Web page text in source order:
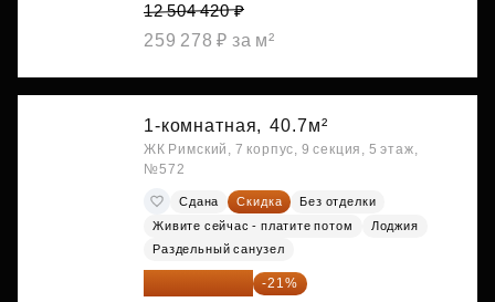
12 504 420 ₽
259 278 ₽ за м²
1-комнатная, 40.7м²
ЖК Римский, 7 корпус, 9 секция, 5 этаж,
№572
Сдана Скидка
Без отделки
Живите сейчас - платите потом
Лоджия
Раздельный санузел
10 176 425 ₽ -21%